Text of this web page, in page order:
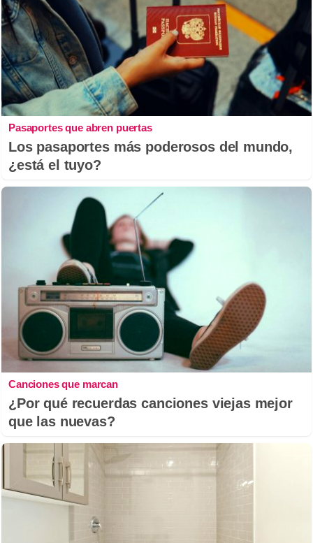
Pasaportes que abren puertas
Los pasaportes más poderosos del mundo,
¿está el tuyo?
Canciones que marcan
¿Por qué recuerdas canciones viejas mejor
que las nuevas?